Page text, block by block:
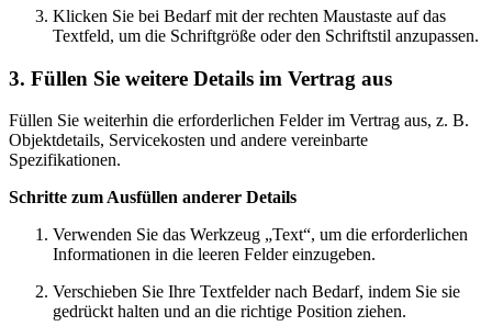
Klicken Sie bei Bedarf mit der rechten Maustaste auf das
Textfeld, um die Schriftgröße oder den Schriftstil anzupassen.
3. Füllen Sie weitere Details im Vertrag aus
Füllen Sie weiterhin die erforderlichen Felder im Vertrag aus, z. B.
Objektdetails, Servicekosten und andere vereinbarte
Spezifikationen.
Schritte zum Ausfüllen anderer Details
Verwenden Sie das Werkzeug „Text“, um die erforderlichen
Informationen in die leeren Felder einzugeben.
Verschieben Sie Ihre Textfelder nach Bedarf, indem Sie sie
gedrückt halten und an die richtige Position ziehen.